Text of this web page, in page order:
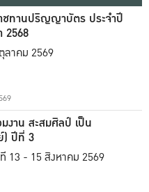
ชทานปริญญาบัตร ประจำปี
2568
ลาคม 2569
งาน สะสมศิลป์ เป็น
ปีที่ 3
ที่ 13 - 15 สิงหาคม 2569